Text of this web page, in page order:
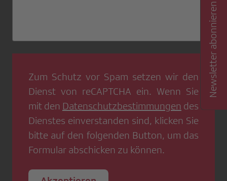
Zum Schutz vor Spam setzen wir den
Dienst von reCAPTCHA ein. Wenn Sie
mit den Datenschutzbestimmungen des
Dienstes einverstanden sind, klicken Sie
bitte auf den folgenden Button, um das
Formular abschicken zu können.
Newsletter abonnieren